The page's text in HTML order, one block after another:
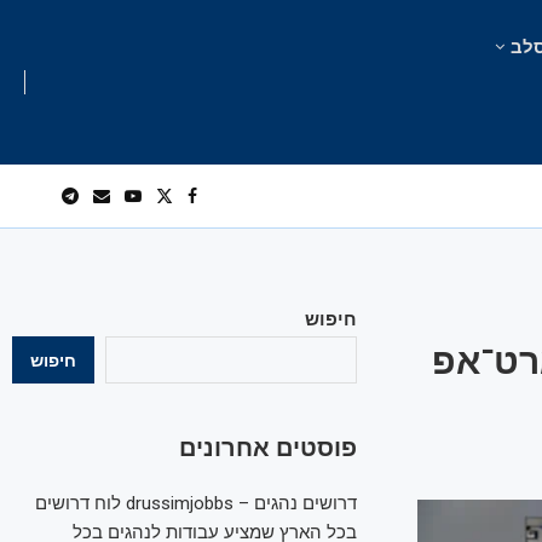
לסטארט־אפ
חיפוש
חיפוש
פוסטים אחרונים
דרושים נהגים – drussimjobbs לוח דרושים
בכל הארץ שמציע עבודות לנהגים בכל